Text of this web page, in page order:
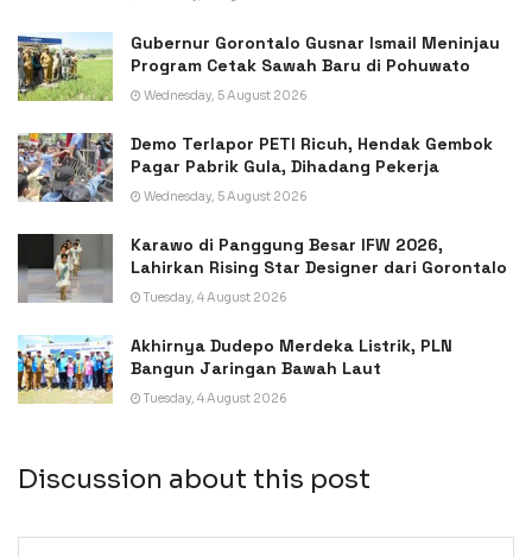
Gubernur Gorontalo Gusnar Ismail Meninjau
Program Cetak Sawah Baru di Pohuwato
Wednesday, 5 August 2026
Demo Terlapor PETI Ricuh, Hendak Gembok
Pagar Pabrik Gula, Dihadang Pekerja
Wednesday, 5 August 2026
Karawo di Panggung Besar IFW 2026,
Lahirkan Rising Star Designer dari Gorontalo
Tuesday, 4 August 2026
Akhirnya Dudepo Merdeka Listrik, PLN
Bangun Jaringan Bawah Laut
Tuesday, 4 August 2026
Discussion about this post